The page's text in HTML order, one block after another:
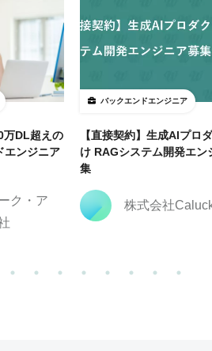
万DL超えの
エンジニア
ク・ア
バックエンドエンジニア
【直接契約】生成AIプロ
け RAGシステム開発エン
集
株式会社